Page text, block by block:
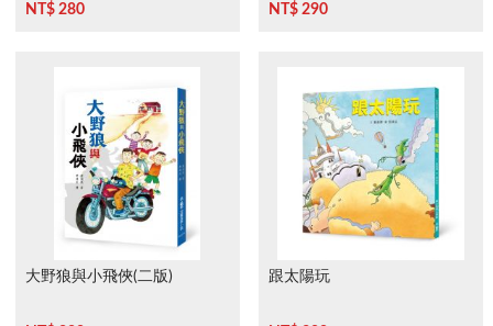
NT$ 280 NT$ 290
大野狼與小飛俠(二版) 跟太陽玩